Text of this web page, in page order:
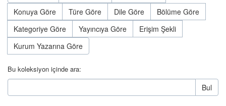
Konuya Göre
Türe Göre Dile Göre
Bölüme Göre
Kategoriye Göre
Yayıncıya Göre
Erişim Şekli
Kurum Yazarına Göre
Bu koleksiyon içinde ara:
Bul